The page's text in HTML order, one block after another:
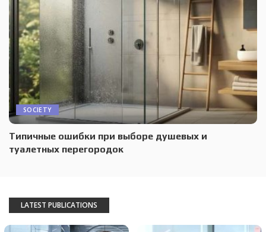
SOCIETY
Типичные ошибки при выборе душевых и
туалетных перегородок
LATEST PUBLICATIONS